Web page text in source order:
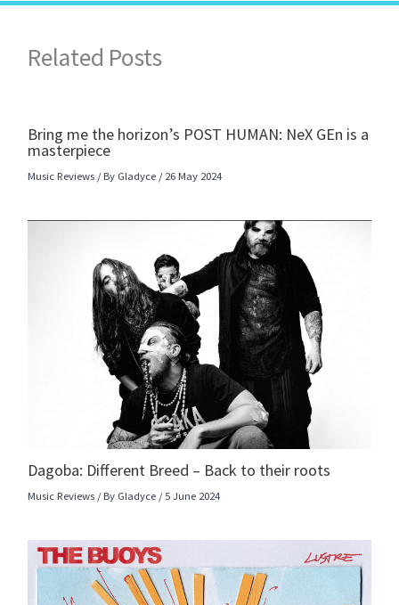
Related Posts
Bring me the horizon’s POST HUMAN: NeX GEn is a
masterpiece
Music Reviews / By Gladyce /26 May 2024
Dagoba: Different Breed – Back to their roots
Music Reviews / By Gladyce /5 June 2024